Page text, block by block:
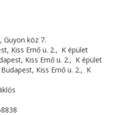
Guyon köz 7.
Kiss Ernő u. 2., K épület
Kiss Ernő u. 2., K épület
Kiss Ernő u. 2., K